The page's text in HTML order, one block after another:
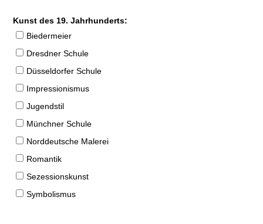
Kunst des 19. Jahrhunderts:
Biedermeier
Dresdner Schule
Düsseldorfer Schule
Impressionismus
Jugendstil
Münchner Schule
Norddeutsche Malerei
Romantik
Sezessionskunst
Symbolismus